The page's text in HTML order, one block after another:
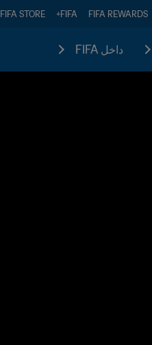
FIFA REWARDS
FIFA+
FIFA STORE
داخل FIFA